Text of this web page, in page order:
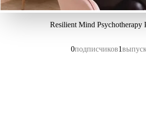
Resilient Mind Psychotherapy
0подписчиков1выпуск